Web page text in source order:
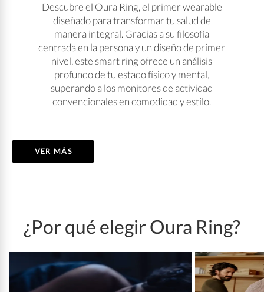
Descubre el Oura Ring, el primer wearable
diseñado para transformar tu salud de
manera integral. Gracias a su filosofía
centrada en la persona y un diseño de primer
nivel, este smart ring ofrece un análisis
profundo de tu estado físico y mental,
superando a los monitores de actividad
convencionales en comodidad y estilo.
VER MÁS
¿Por qué elegir Oura Ring?